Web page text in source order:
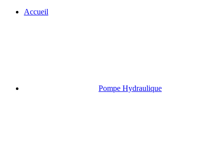
Accueil
Pompe Hydraulique